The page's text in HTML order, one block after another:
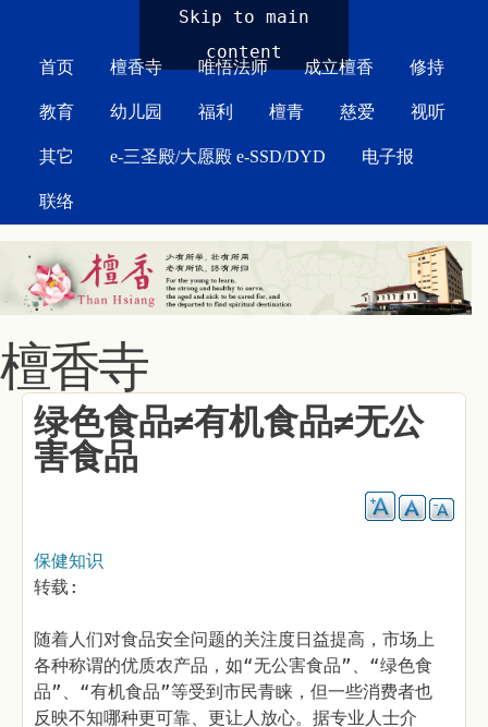
Skip to main
content
首页 檀香寺 唯悟法师 成立檀香 修持
教育 幼儿园 福利 檀青 慈爱 视听
其它 e-三圣殿/大愿殿 e-SSD/DYD 电子报
联络
檀香寺
绿色食品≠有机食品≠无公
害食品
保健知识
转载:
随着人们对食品安全问题的关注度日益提高，市场上
各种称谓的优质农产品，如“无公害食品”、“绿色食
品”、“有机食品”等受到市民青睐，但一些消费者也
反映不知哪种更可靠、更让人放心。据专业人士介